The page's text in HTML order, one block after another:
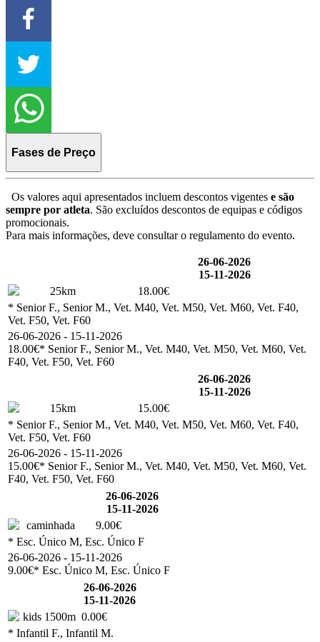
Fases de Preço
Os valores aqui apresentados incluem descontos vigentes e são
sempre por atleta. São excluídos descontos de equipas e códigos
promocionais.
Para mais informações, deve consultar o regulamento do evento.
26-06-2026
15-11-2026
25km
18.00€
* Senior F., Senior M., Vet. M40, Vet. M50, Vet. M60, Vet. F40,
Vet. F50, Vet. F60
26-06-2026 - 15-11-2026
18.00€* Senior F., Senior M., Vet. M40, Vet. M50, Vet. M60, Vet.
F40, Vet. F50, Vet. F60
26-06-2026
15-11-2026
15km
15.00€
* Senior F., Senior M., Vet. M40, Vet. M50, Vet. M60, Vet. F40,
Vet. F50, Vet. F60
26-06-2026 - 15-11-2026
15.00€* Senior F., Senior M., Vet. M40, Vet. M50, Vet. M60, Vet.
F40, Vet. F50, Vet. F60
26-06-2026
15-11-2026
caminhada
9.00€
* Esc. Único M, Esc. Único F
26-06-2026 - 15-11-2026
9.00€* Esc. Único M, Esc. Único F
26-06-2026
15-11-2026
kids 1500m 0.00€
* Infantil F., Infantil M.